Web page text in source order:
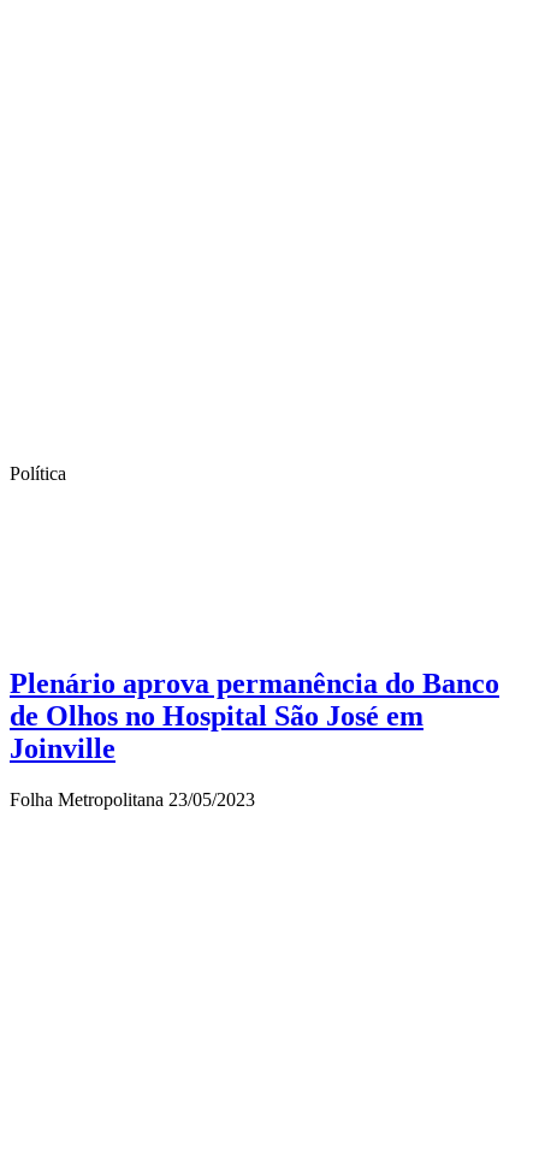
Política
Plenário aprova permanência do Banco
de Olhos no Hospital São José em
Joinville
Folha Metropolitana 23/05/2023